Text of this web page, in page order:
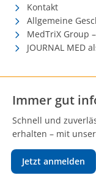
Kontakt
Allgemeine
MedTriX Group
JOURNAL MED
Immer gut
Schnell und
erhalten – mit
Jetzt anmelden